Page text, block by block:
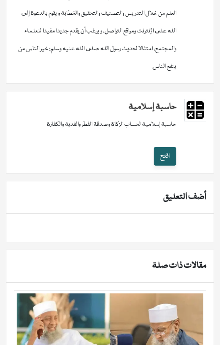
العلم من خلال التدريس والتصنيف والتحقيق والخطابة ويقوم بالدعوة إلى
الله على الإنترنت ومواقع التواصل، ويرغب أن يقدم جديدا مفيدا للعلماء
والمجتمع، امتثالا لحديث رسول الله صلى الله عليه وسلم: خير الناس من
ينفع الناس.
حاسبة إسلامية
حاسبة إسلامية لحساب الزكاة وصدقة الفطر والفدية والكفارة
افتح
أضف التعليق
مقالات ذات صلة